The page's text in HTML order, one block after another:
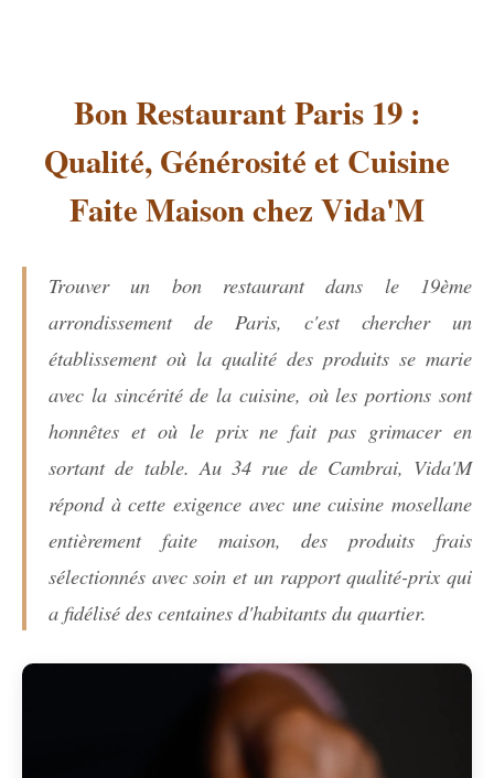
Bon Restaurant Paris 19 :
Qualité, Générosité et Cuisine
Faite Maison chez Vida'M
Trouver un bon restaurant dans le 19ème
arrondissement de Paris, c'est chercher un
établissement où la qualité des produits se marie
avec la sincérité de la cuisine, où les portions sont
honnêtes et où le prix ne fait pas grimacer en
sortant de table. Au 34 rue de Cambrai, Vida'M
répond à cette exigence avec une cuisine mosellane
entièrement faite maison, des produits frais
sélectionnés avec soin et un rapport qualité-prix qui
a fidélisé des centaines d'habitants du quartier.